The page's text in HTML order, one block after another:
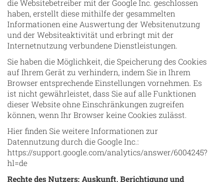
die Websitebetreiber mit der Google Inc. geschlossen
haben, erstellt diese mithilfe der gesammelten
Informationen eine Auswertung der Websitenutzung
und der Websiteaktivität und erbringt mit der
Internetnutzung verbundene Dienstleistungen.
Sie haben die Möglichkeit, die Speicherung des Cookies
auf Ihrem Gerät zu verhindern, indem Sie in Ihrem
Browser entsprechende Einstellungen vornehmen. Es
ist nicht gewährleistet, dass Sie auf alle Funktionen
dieser Website ohne Einschränkungen zugreifen
können, wenn Ihr Browser keine Cookies zulässt.
Hier finden Sie weitere Informationen zur
Datennutzung durch die Google Inc.:
https://support.google.com/analytics/answer/6004245?
hl=de
Rechte des Nutzers: Auskunft, Berichtigung und